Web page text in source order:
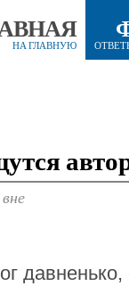
НА ГЛАВНУЮ